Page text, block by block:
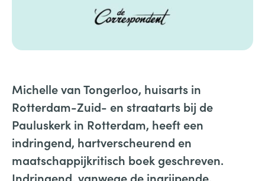
Michelle van Tongerloo, huisarts in
Rotterdam-Zuid- en straatarts bij de
Pauluskerk in Rotterdam, heeft een
indringend, hartverscheurend en
maatschappijkritisch boek geschreven.
Indringend, vanwege de ingrijpende,